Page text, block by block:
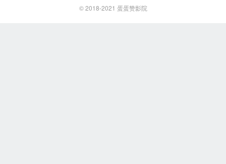
© 2018-2021 蛋蛋赞影院